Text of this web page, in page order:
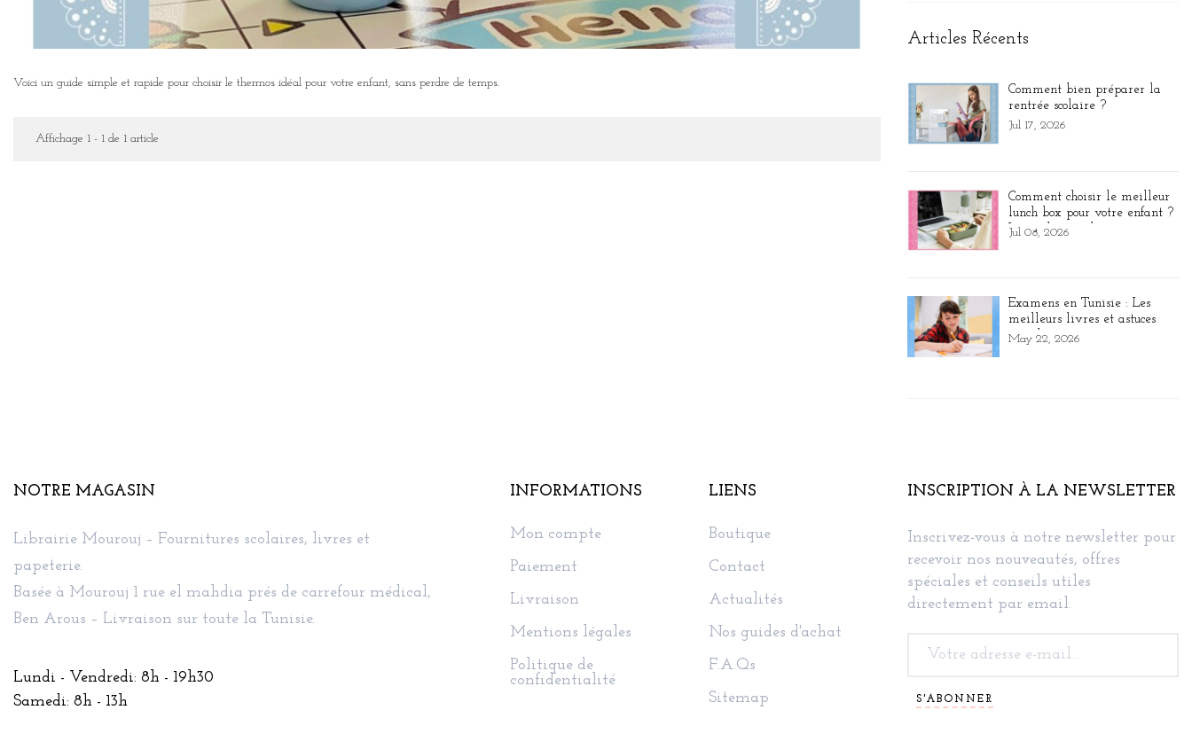
Voici un guide simple et rapide pour choisir le thermos idéal pour votre enfant, sans perdre de temps.
Affichage 1 - 1 de 1 article
Articles Récents
Comment bien préparer la
rentrée scolaire ?
Jul 17, 2026
Comment choisir le meilleur
lunch box pour votre enfant ?
Le guide complet
Jul 08, 2026
Examens en Tunisie : Les
meilleurs livres et astuces
pour booster sa concentration
May 22, 2026
NOTRE MAGASIN
Librairie Mourouj – Fournitures scolaires, livres et
papeterie.
Basée à Mourouj 1 rue el mahdia prés de carrefour médical,
Ben Arous – Livraison sur toute la Tunisie.
Lundi - Vendredi: 8h - 19h30
Samedi: 8h - 13h
INFORMATIONS
Mon compte
Paiement
Livraison
Mentions légales
Politique de
confidentialité
LIENS
Boutique
Contact
Actualités
Nos guides d'achat
F.A.Qs
Sitemap
INSCRIPTION À LA NEWSLETTER
Inscrivez-vous à notre newsletter pour
recevoir nos nouveautés, offres
spéciales et conseils utiles
directement par email.
S'ABONNER